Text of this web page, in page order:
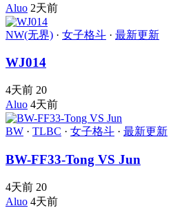
Aluo 2天前
NW(无界) · 女子格斗 · 最新更新
WJ014
4天前 20
Aluo 4天前
BW · TLBC · 女子格斗 · 最新更新
BW-FF33-Tong VS Jun
4天前 20
Aluo 4天前